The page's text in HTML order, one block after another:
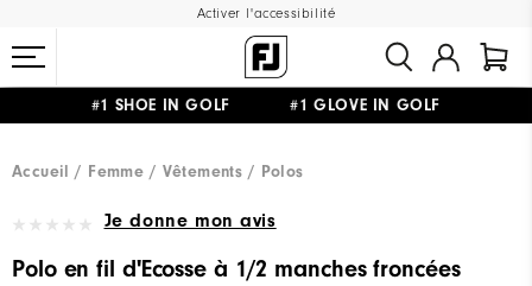
Activer l'accessibilité
#1 SHOE IN GOLF #1 GLOVE IN GOLF
Accueil
Femme Vêtements Polos
Je donne mon avis
Polo en fil d'Ecosse à 1/2 manches froncées